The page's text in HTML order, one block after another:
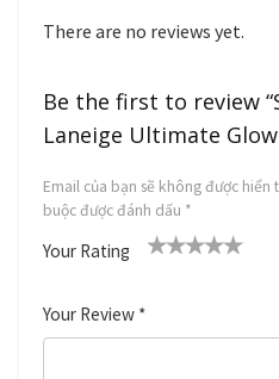
There are no reviews yet.
Be the first to review
Laneige Ultimate
Email của bạn sẽ không được hiển
buộc được đánh dấu *
Your Rating
Your Review *